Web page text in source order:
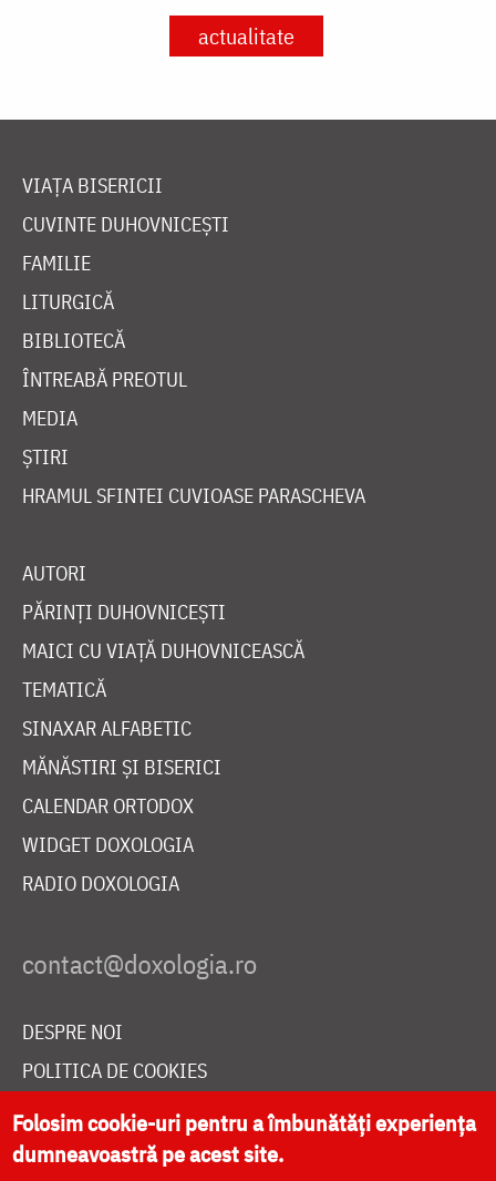
actualitate
VIAȚA BISERICII
CUVINTE DUHOVNICEȘTI
FAMILIE
LITURGICĂ
BIBLIOTECĂ
ÎNTREABĂ PREOTUL
MEDIA
ȘTIRI
HRAMUL SFINTEI CUVIOASE PARASCHEVA
AUTORI
PĂRINȚI DUHOVNICEȘTI
MAICI CU VIAȚĂ DUHOVNICEASCĂ
TEMATICĂ
SINAXAR ALFABETIC
MĂNĂSTIRI ȘI BISERICI
CALENDAR ORTODOX
WIDGET DOXOLOGIA
RADIO DOXOLOGIA
DESPRE NOI
POLITICA DE COOKIES
DONEAZĂ ONLINE PENTRU CATEDRALA NAȚIONALĂ
Folosim cookie-uri pentru a îmbunătăți experiența
dumneavoastră pe acest site.